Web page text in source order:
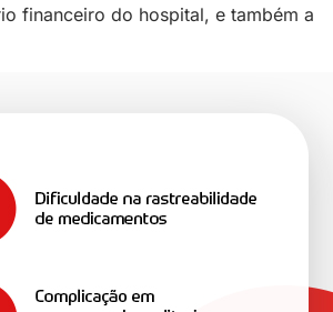
financeiro do hospital, e também a